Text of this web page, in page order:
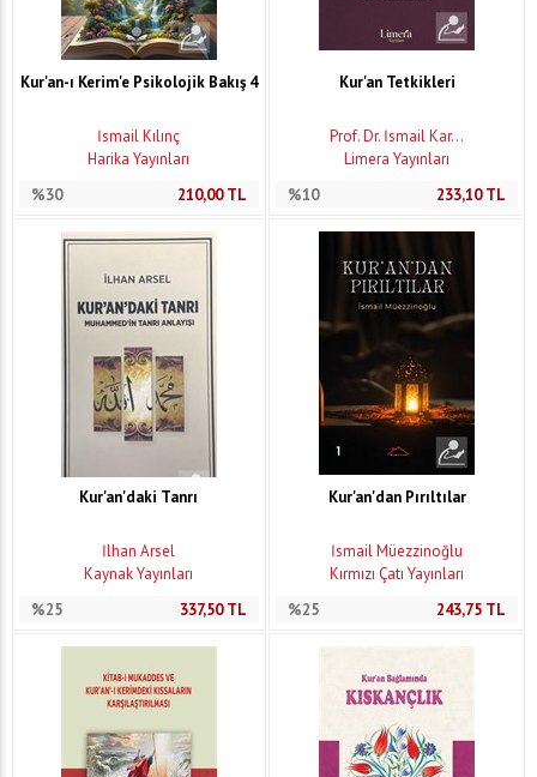
Kur'an-ı Kerim'e Psikolojik Bakış 4
İsmail Kılınç
Harika Yayınları
%30
210,00TL
Kur'an Tetkikleri
Prof. Dr. İsmail Kar...
Limera Yayınları
%10
233,10TL
Kur'an'daki Tanrı
İlhan Arsel
Kaynak Yayınları
%25
337,50TL
Kur'an'dan Pırıltılar
İsmail Müezzinoğlu
Kırmızı Çatı Yayınları
%25
243,75 TL